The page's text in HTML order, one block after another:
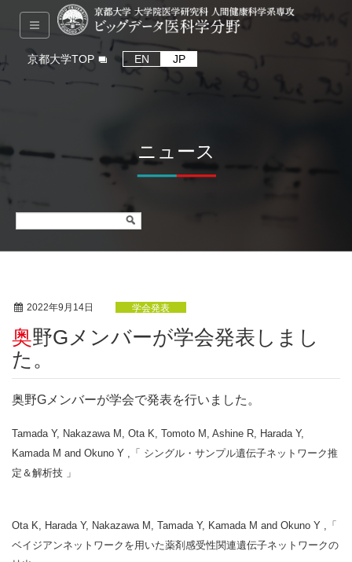
京都大学TOP EN JP
ニュース
2022年9月14日 学会発表
奥野Gメンバーが学会発表しまし
た。
奥野Gメンバーが学会で発表を行いました。
Tamada Y, Nakazawa M, Ota K, Tomoto M, Ashine R, Harada Y,
Kamada M and Okuno Y ,「 シングル・サンプル遺伝子ネットワーク推
定＆解析技 」
Ota K, Harada Y, Nakazawa M, Tamada Y, Kamada M and Okuno Y ,「
ベイジアンネットワークを用いた薬剤感受性関連遺伝子ネットワークの